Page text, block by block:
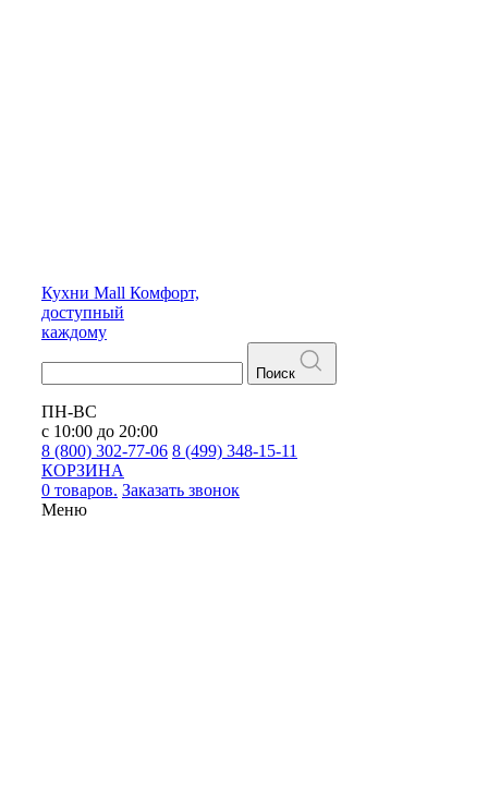
Кухни Mall Комфорт,
доступный
каждому
Поиск
ПН-ВС
с 10:00 до 20:00
8 (800) 302-77-06 8 (499) 348-15-11
КОРЗИНА
0 товаров. Заказать звонок
Меню